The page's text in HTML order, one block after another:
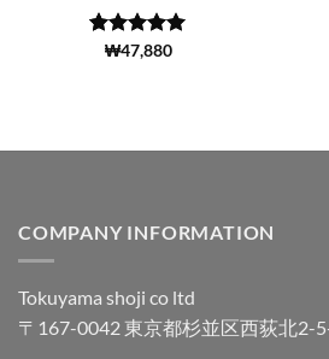
5 중에서
(1179)
₩47,880
COMPANY INFORMATION
Tokuyama shoji co ltd
〒167-0042 東京都杉並区西荻北2-